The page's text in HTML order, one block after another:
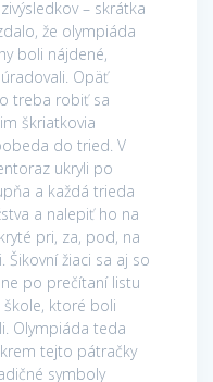
– skrátka
že olympiáda
boli nájdené,
Opäť
treba robiť sa
škriatkovia
do tried. V
ukryli po
a každá trieda
a nalepiť ho na
pri, za, pod, na
žiaci sa aj so
po prečítaní listu
škole, ktoré boli
Olympiáda teda
tejto pátračky
symboly